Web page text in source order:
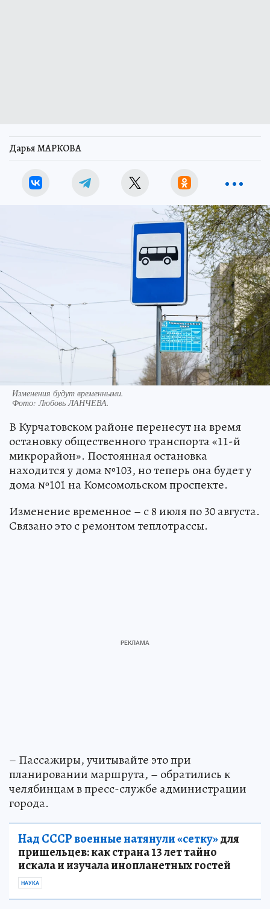
Дарья МАРКОВА
Изменения будут временными.
Фото:Любовь ЛАНЧЕВА.
В Курчатовском районе перенесут на время
остановку общественного транспорта «11-й
микрорайон». Постоянная остановка
находится у дома №103, но теперь она будет у
дома №101 на Комсомольском проспекте.
Изменение временное – с 8 июля по 30 августа.
Связано это с ремонтом теплотрассы.
– Пассажиры, учитывайте это при
планировании маршрута, – обратились к
челябинцам в пресс-службе администрации
города.
Над СССР военные натянули «сетку»для
пришельцев: как страна 13 лет тайно
искала и изучала инопланетных гостей
НАУКА